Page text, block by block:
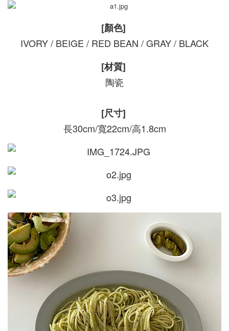
[顏色]
IVORY / BEIGE / RED BEAN / GRAY / BLACK
[材質]
陶瓷
[尺寸]
長30cm/寬22cm/高1.8cm